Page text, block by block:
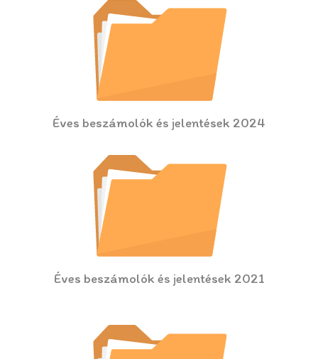
Éves beszámolók és jelentések 2024
Éves beszámolók és jelentések 2021